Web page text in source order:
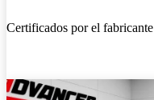
Certificados por el fabricante